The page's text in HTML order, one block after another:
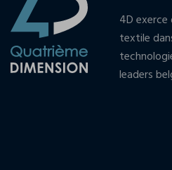
4D
textile
leaders